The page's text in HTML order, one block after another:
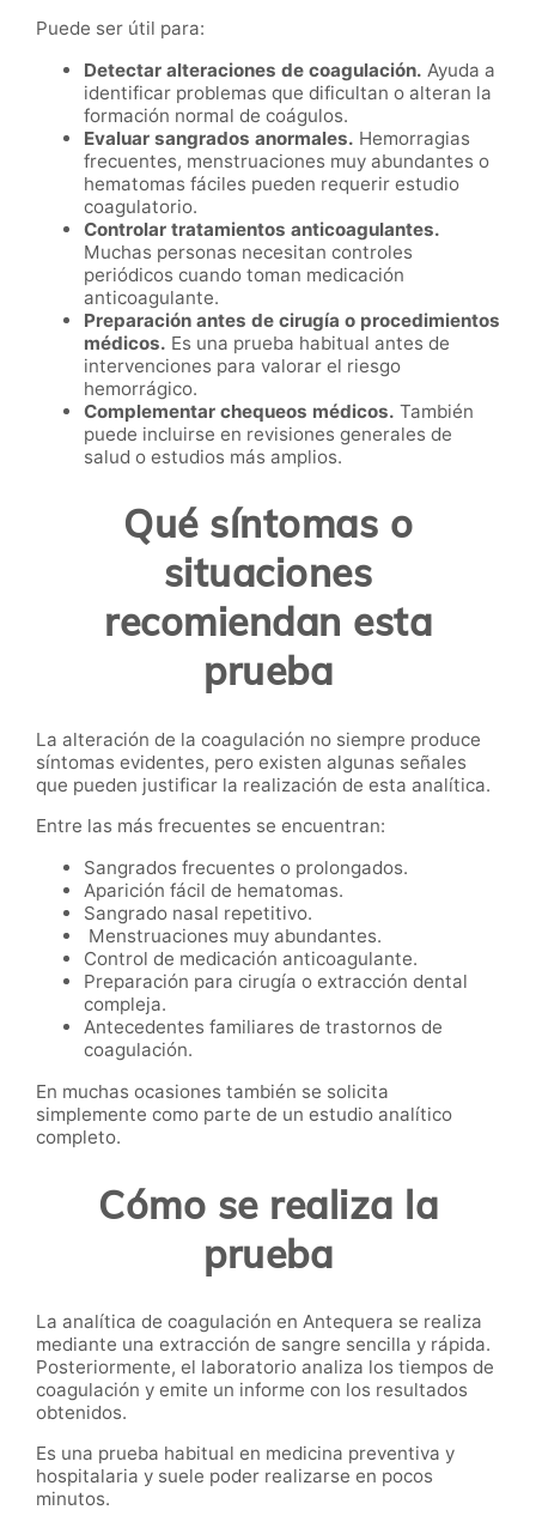
Puede ser útil para:
Detectar alteraciones de coagulación. Ayuda a
identificar problemas que dificultan o alteran la
formación normal de coágulos.
Evaluar sangrados anormales. Hemorragias
frecuentes, menstruaciones muy abundantes o
hematomas fáciles pueden requerir estudio
coagulatorio.
Controlar tratamientos anticoagulantes.
Muchas personas necesitan controles
periódicos cuando toman medicación
anticoagulante.
Preparación antes de cirugía o procedimientos
médicos. Es una prueba habitual antes de
intervenciones para valorar el riesgo
hemorrágico.
Complementar chequeos médicos. También
puede incluirse en revisiones generales de
salud o estudios más amplios.
Qué síntomas o
situaciones
recomiendan esta
prueba
La alteración de la coagulación no siempre produce
síntomas evidentes, pero existen algunas señales
que pueden justificar la realización de esta analítica.
Entre las más frecuentes se encuentran:
Sangrados frecuentes o prolongados.
Aparición fácil de hematomas.
Sangrado nasal repetitivo.
Menstruaciones muy abundantes.
Control de medicación anticoagulante.
Preparación para cirugía o extracción dental
compleja.
Antecedentes familiares de trastornos de
coagulación.
En muchas ocasiones también se solicita
simplemente como parte de un estudio analítico
completo.
Cómo se realiza la
prueba
La analítica de coagulación en Antequera se realiza
mediante una extracción de sangre sencilla y rápida.
Posteriormente, el laboratorio analiza los tiempos de
coagulación y emite un informe con los resultados
obtenidos.
Es una prueba habitual en medicina preventiva y
hospitalaria y suele poder realizarse en pocos
minutos.